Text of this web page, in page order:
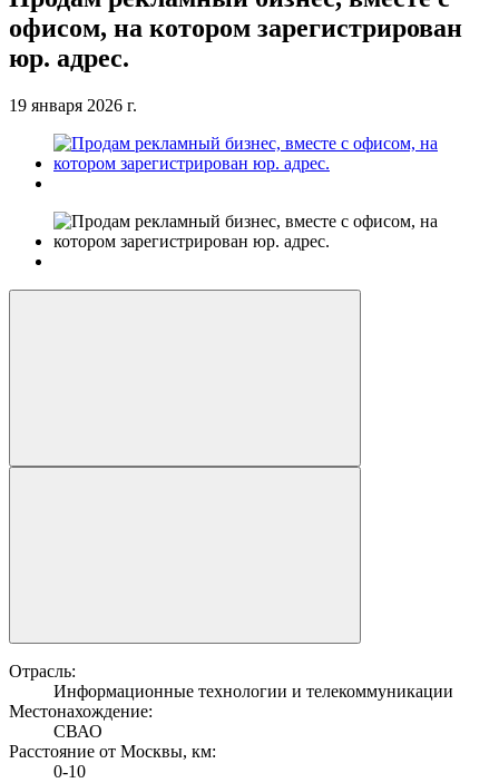
офисом, на котором зарегистрирован
юр. адрес.
19 января 2026 г.
Отрасль:
Информационные технологии и телекоммуникации
Местонахождение:
СВАО
Расстояние от Москвы, км:
0-10